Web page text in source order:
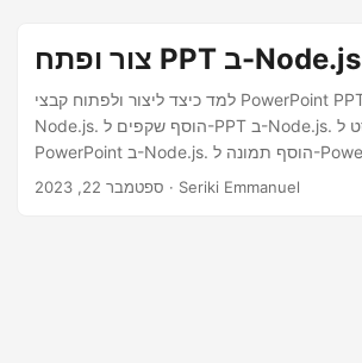
צור ופתח PPT ב-Node.js
למד כיצד ליצור ולפתוח קבצי PowerPoint PPT, PPTX ב-
Node.js. הוסף שקפים ל-PPT ב-Node.js. הוסף טקסט ל-
ספטמבר 22, 2023 · Seriki Emmanuel